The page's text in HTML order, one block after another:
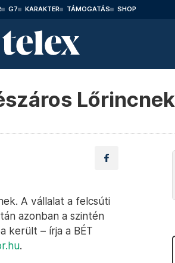
G7 KARAKTER TÁMOGATÁS SHOP
Lőrincnek
A vállalat a felcsúti
azonban a szintén
került – írja a BÉT
.